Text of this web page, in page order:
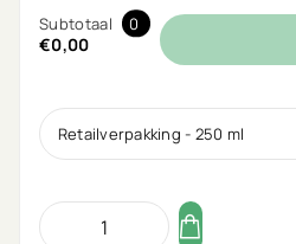
Subtotaal 0
€0,00